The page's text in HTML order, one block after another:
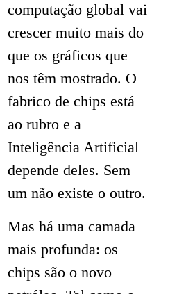
computação global vai
crescer muito mais do
que os gráficos que
nos têm mostrado. O
fabrico de chips está
ao rubro e a
Inteligência Artificial
depende deles. Sem
um não existe o outro.
Mas há uma camada
mais profunda: os
chips são o novo